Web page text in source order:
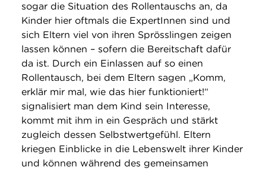
sogar die Situation des Rollentauschs an, da
Kinder hier oftmals die ExpertInnen sind und
sich Eltern viel von ihren Sprösslingen zeigen
lassen können – sofern die Bereitschaft dafür
da ist. Durch ein Einlassen auf so einen
Rollentausch, bei dem Eltern sagen „Komm,
erklär mir mal, wie das hier funktioniert!“
signalisiert man dem Kind sein Interesse,
kommt mit ihm in ein Gespräch und stärkt
zugleich dessen Selbstwertgefühl. Eltern
kriegen Einblicke in die Lebenswelt ihrer Kinder
und können während des gemeinsamen